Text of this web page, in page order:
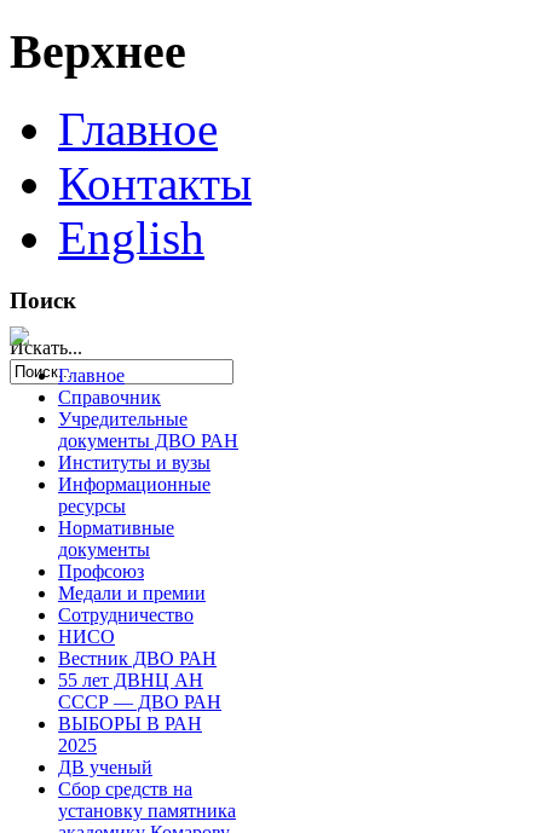
Верхнее
Главное
Контакты
English
Поиск
Искать...
Главное
Справочник
Учредительные
документы ДВО РАН
Институты и вузы
Информационные
ресурсы
Нормативные
документы
Профсоюз
Медали и премии
Сотрудничество
НИСО
Вестник ДВО РАН
55 лет ДВНЦ АН
СССР — ДВО РАН
ВЫБОРЫ В РАН
2025
ДВ ученый
Сбор средств на
установку памятника